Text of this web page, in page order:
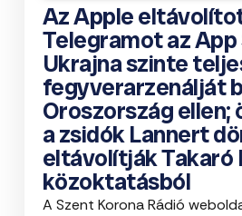
Az Apple
Telegramot az
Ukrajna szinte
fegyverarzenálját
Oroszország ellen;
a zsidók Lannert
eltávolítják Takaró
közoktatásból
A Szent Korona Rádió